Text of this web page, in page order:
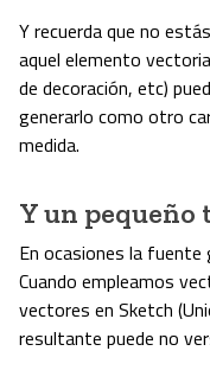
Y recuerda que no
aquel elemento
de decoración, etc)
generarlo como otro
medida.
Y un pequeño
En ocasiones la fuente
Cuando empleamos
vectores en Sketch
resultante puede no